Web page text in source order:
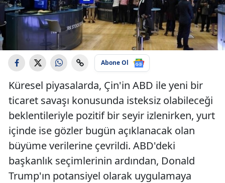
Abone Ol
Küresel piyasalarda, Çin'in ABD ile yeni bir
ticaret savaşı konusunda isteksiz olabileceği
beklentileriyle pozitif bir seyir izlenirken, yurt
içinde ise gözler bugün açıklanacak olan
büyüme verilerine çevrildi. ABD'deki
başkanlık seçimlerinin ardından, Donald
Trump'ın potansiyel olarak uygulamaya